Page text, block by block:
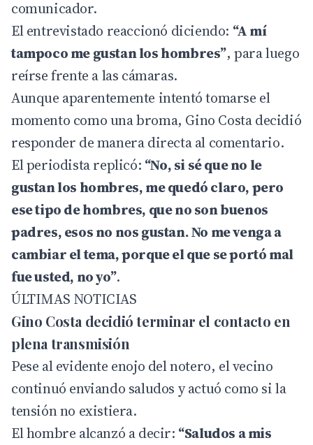
comunicador.
El entrevistado reaccionó diciendo: “A mí
tampoco me gustan los hombres”, para luego
reírse frente a las cámaras.
Aunque aparentemente intentó tomarse el
momento como una broma, Gino Costa decidió
responder de manera directa al comentario.
El periodista replicó: “No, si sé que no le
gustan los hombres, me quedó claro, pero
ese tipo de hombres, que no son buenos
padres, esos no nos gustan. No me venga a
cambiar el tema, porque el que se portó mal
fue usted, no yo”.
ÚLTIMAS NOTICIAS
Gino Costa decidió terminar el contacto en
plena transmisión
Pese al evidente enojo del notero, el vecino
continuó enviando saludos y actuó como si la
tensión no existiera.
El hombre alcanzó a decir: “Saludos a mis